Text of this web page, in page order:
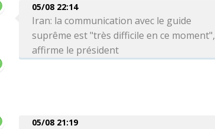
05/08 22:14
Iran: la communication avec le guide
suprême est "très difficile en ce moment",
affirme le président
05/08 21:19